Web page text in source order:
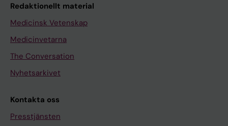
Redaktionellt material
Medicinsk Vetenskap
Medicinvetarna
The Conversation
Nyhetsarkivet
Kontakta oss
Presstjänsten